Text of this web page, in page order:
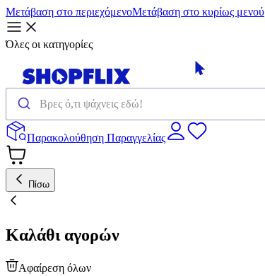
Μετάβαση στο περιεχόμενοΜετάβαση στο κυρίως μενού
Όλες οι κατηγορίες
Παρακολούθηση Παραγγελίας
Πίσω
Καλάθι αγορών
Αφαίρεση όλων